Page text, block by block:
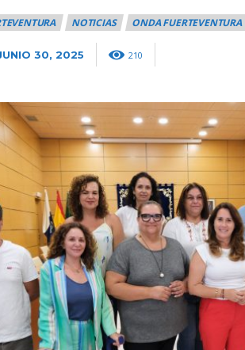
NOTICIAS ONDA FUERTEVENTURA
30, 2025 210